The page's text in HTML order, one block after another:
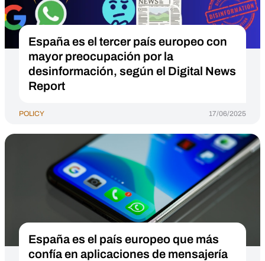
España es el tercer país europeo con
mayor preocupación por la
desinformación, según el Digital News
Report
POLICY 17/06/2025
España es el país europeo que más
confía en aplicaciones de mensajería